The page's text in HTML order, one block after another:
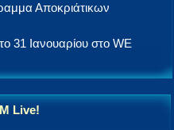
Αποκριάτικων
31 Ιανουαρίου στο WE
Live!